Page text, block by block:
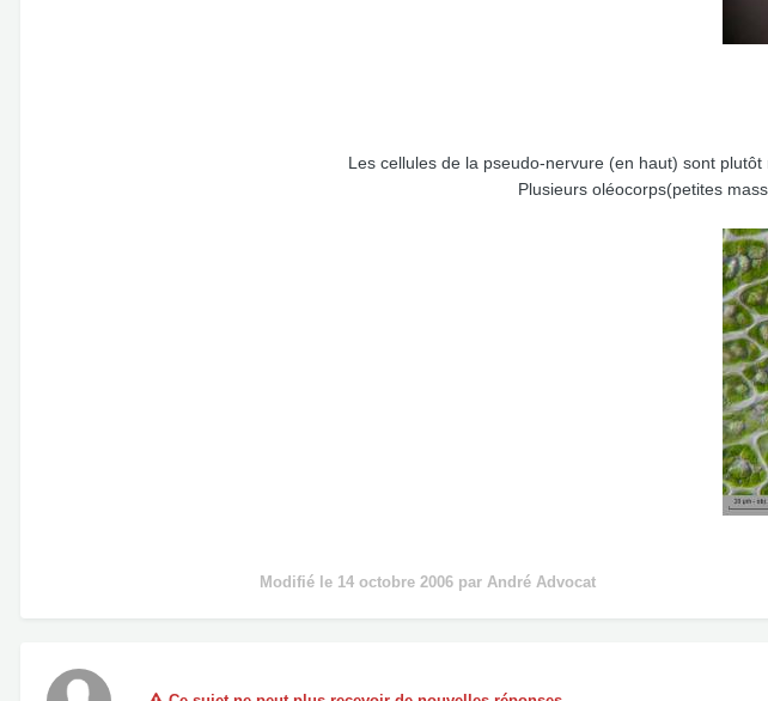
Les cellules de la pseudo-nervure (en haut) sont
Plusieurs oléocorps(petites
Modifié le 14 octobre 2006 par André Advocat